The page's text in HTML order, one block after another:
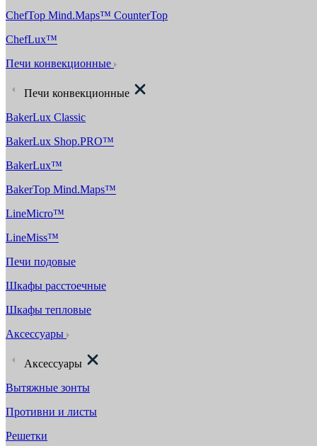
ChefTop Mind.Maps™ CounterTop
ChefLux™
Печи конвекционные
Печи конвекционные
BakerLux Classic
BakerLux Shop.PRO™
BakerLux™
BakerTop Mind.Maps™
LineMicro™
LineMiss™
Печи подовые
Шкафы расстоечные
Шкафы тепловые
Аксессуары
Аксессуары
Вытяжные зонты
Противни и листы
Решетки